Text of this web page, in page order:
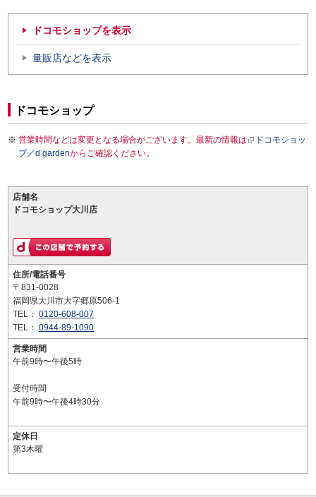
ドコモショップを表示
量販店などを表示
ドコモショップ
営業時間などは変更となる場合がございます。最新の情報は
ドコモショッ
プ／d gardenからご確認ください。
店舗名
ドコモショップ大川店
住所/電話番号
〒831-0028
福岡県大川市大字郷原506-1
TEL： 0120-608-007
TEL： 0944-89-1090
営業時間
午前9時〜午後5時
受付時間
午前9時〜午後4時30分
定休日
第3木曜